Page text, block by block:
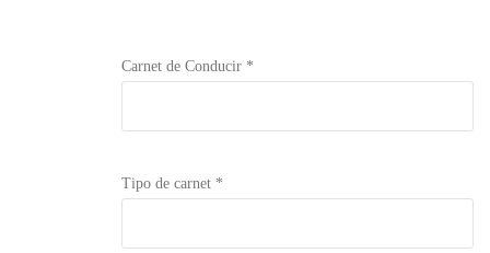
Carnet de Conducir *
Tipo de carnet *